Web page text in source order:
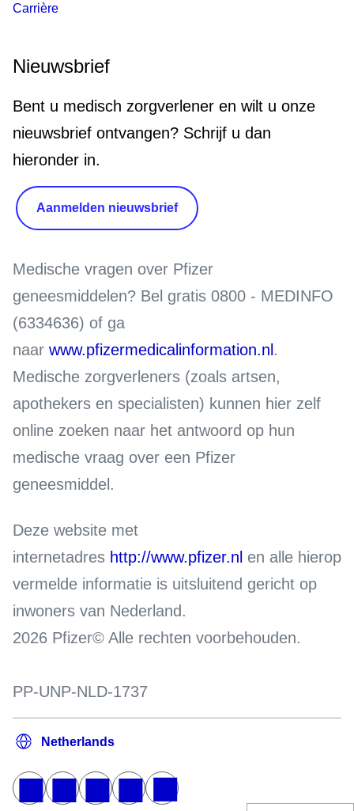
Carrière
Nieuwsbrief
Bent u medisch zorgverlener en wilt u onze
nieuwsbrief ontvangen? Schrijf u dan
hieronder in.
Aanmelden nieuwsbrief
Medische vragen over Pfizer
geneesmiddelen? Bel gratis 0800 - MEDINFO
(6334636) of ga
naar www.pfizermedicalinformation.nl .
Medische zorgverleners (zoals artsen,
apothekers en specialisten) kunnen hier zelf
online zoeken naar het antwoord op hun
medische vraag over een Pfizer
geneesmiddel.
Deze website met
internetadres http://www.pfizer.nl en alle hierop
vermelde informatie is uitsluitend gericht op
inwoners van Nederland.
2026 Pfizer© Alle rechten voorbehouden.
PP-UNP-NLD-1737